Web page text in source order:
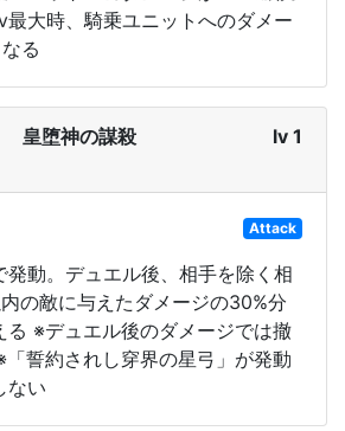
最大時、騎乗ユニットへのダメー
る
皇堕神の謀殺 lv 1
Attack
発動。デュエル後、相手を除く相
の敵に与えたダメージの30%分
る ※デュエル後のダメージでは撤
誓約されし穿界の星弓」が発動
ない